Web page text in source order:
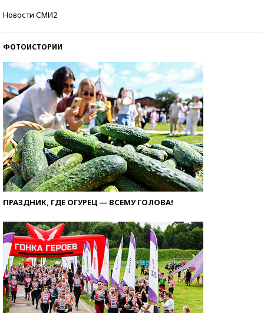
Новости СМИ2
ФОТОИСТОРИИ
ПРАЗДНИК, ГДЕ ОГУРЕЦ — ВСЕМУ ГОЛОВА!